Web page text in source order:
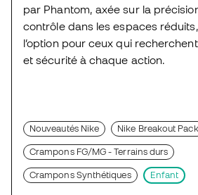
par Phantom, axée sur la
contrôle dans les espaces
l’option pour ceux qui
et sécurité à chaque action.
Nouveautés Nike Nike Breakout Pack
Crampons FG/MG - Terrains durs
Crampons Synthétiques Enfant